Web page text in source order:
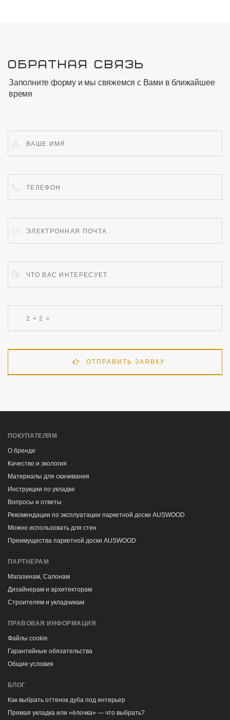
ОБРАТНАЯ СВЯЗЬ
Заполните форму и мы свяжемся с Вами в ближайшее
время
ОТПРАВИТЬ ЗАЯВКУ
ПОКУПАТЕЛЯМ
О бренде
Качество и экология
Материалы для скачивания
Инструкции по укладке
Вопросы и ответы
Рекомендации по эксплуатации паркетной доски AUSWOOD
Можно использовать для стен
Преимущества паркетной доски AUSWOOD
ПАРТНЕРАМ
Магазинам, Салонам
Дизайнерам и архитекторам
Строителям и укладчикам
ПРАВОВАЯ ИНФОРМАЦИЯ
Файлы cookie
Гарантийные обязательства
Общие условия
БЛОГ
Как выбрать оттенок дуба под интерьер
Прямая укладка или «ёлочка» — что выбрать?